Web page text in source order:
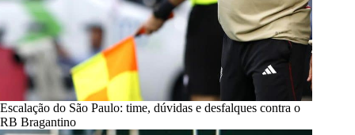
Escalação do São Paulo: time, dúvidas e desfalques contra o
RB Bragantino